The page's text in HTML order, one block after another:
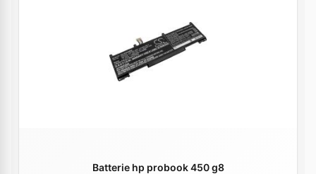
Batterie hp probook 450 g8